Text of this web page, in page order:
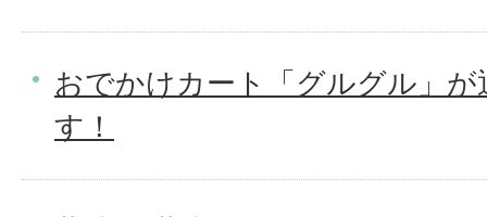
おでかけカート「グルグル」
す！